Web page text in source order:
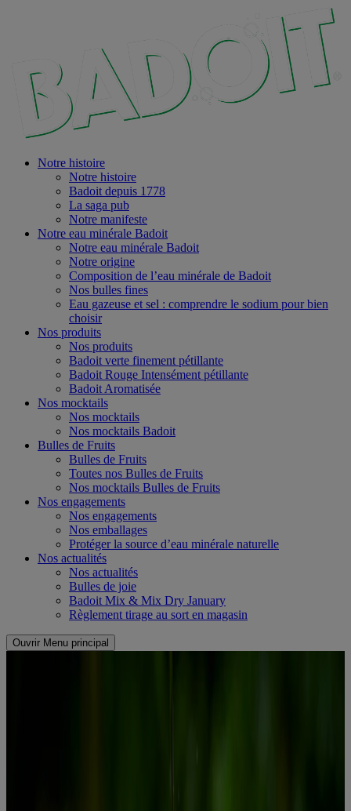
Notre histoire
Notre histoire
Badoit depuis 1778
La saga pub
Notre manifeste
Notre eau minérale Badoit
Notre eau minérale Badoit
Notre origine
Composition de l’eau minérale de Badoit
Nos bulles fines
Eau gazeuse et sel : comprendre le sodium pour bien
choisir
Nos produits
Nos produits
Badoit verte finement pétillante
Badoit Rouge Intensément pétillante
Badoit Aromatisée
Nos mocktails
Nos mocktails
Nos mocktails Badoit
Bulles de Fruits
Bulles de Fruits
Toutes nos Bulles de Fruits
Nos mocktails Bulles de Fruits
Nos engagements
Nos engagements
Nos emballages
Protéger la source d’eau minérale naturelle
Nos actualités
Nos actualités
Bulles de joie
Badoit Mix & Mix Dry January
Règlement tirage au sort en magasin
Ouvrir Menu principal